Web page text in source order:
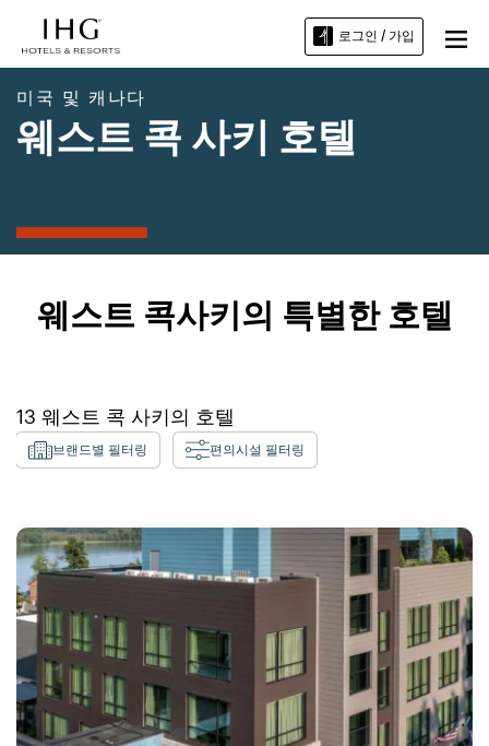
로그인 / 가입
미국 및 캐나다
웨스트 콕 사키 호텔
웨스트 콕사키의 특별한 호텔
13 웨스트 콕 사키 의 호텔
브랜드별 필터링 편의시설 필터링